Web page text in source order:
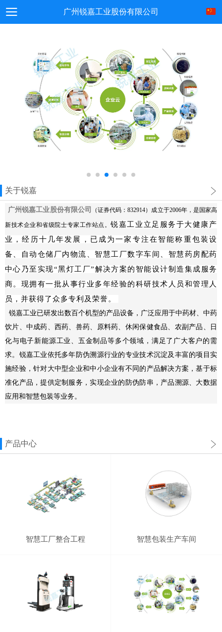
广州锐嘉工业股份有限公司
关于锐嘉
广州锐嘉工业股份有限公司 （证券代码：832914）成立于2006年，是国家高
新技术企业和省级院士专家工作站点。锐嘉工业立足服务于大健康产
业，经历十几年发展，已成为一家专注在 智能称重包装设
备、自动仓储厂内物流、智慧工厂数字车间、智慧药房配药
中心乃至实现“黑灯工厂”解决方案的智能设计制造集成服务
商。 现拥有一批从事行业多年经验的科研技术人员和管理人
员，并获得了众多专利及荣誉。
锐嘉工业已研发出数百个机型的产品设备，广泛应用于中药材、中药
饮片、中成药、西药、兽药、原料药、休闲保健食品、农副产品、日
化与电子新能源工业、五金制品等多个领域，满足了广大客户的需
求。锐嘉工业依托多年防伪溯源行业的专业技术沉淀及丰富的项目实
施经验，针对大中型企业和中小企业有不同的产品解决方案，基于标
准化产品，提供定制服务，实现企业的防伪防串，产品溯源、大数据
应用和智慧包装等业务。
产品中心
智慧工厂整合工程 智慧包装生产车间